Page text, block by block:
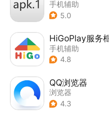
手机辅助
5.0
手机辅助
4.8
QQ浏览器
浏览器
4.3